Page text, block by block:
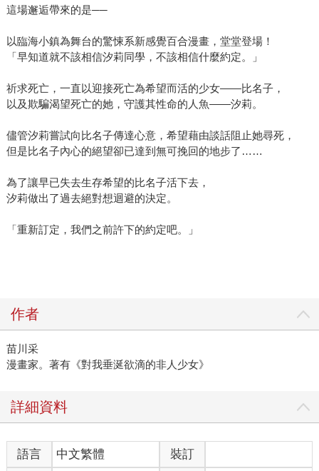
這場邂逅帶來的是──
以臨海小鎮為舞台的驚悚系新感覺百合漫畫，堂堂登場！
「早知道就不該相信汐莉同學，不該相信什麼約定。」
祈求死亡，一直以迎接死亡為希望而活的少女——比名子，
以及欺騙渴望死亡的她，守護其性命的人魚——汐莉。
儘管汐莉嘗試向比名子傳達心意，希望藉由談話阻止她尋死，
但是比名子內心的絕望卻已達到無可挽回的地步了……
為了讓早已失去生存希望的比名子活下去，
汐莉做出了過去絕對想迴避的決定。
「重新訂定，我們之前許下的約定吧。」
作者
苗川采
漫畫家。著有《對我垂涎欲滴的非人少女》
詳細資料
語言 中文繁體
裝訂